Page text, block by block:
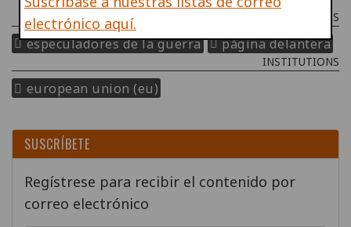
PROGRAMMES & PROJECTS
especuladores de la guerra página delantera
INSTITUTIONS
european union (eu)
electrónico aquí.
SUSCRÍBETE
Regístrese para recibir el contenido por
correo electrónico